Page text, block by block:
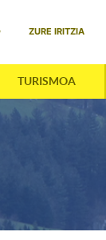
ZURE IRITZIA
TURISMOA